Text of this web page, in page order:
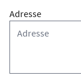
Adresse